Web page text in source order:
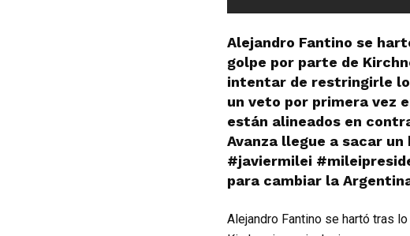
Alejandro Fantino se
golpe por parte de
intentar de restringirle
un veto por primera vez
están alineados en
Avanza llegue a sacar
#javiermilei
para cambiar la
Alejandro Fantino se hartó tras